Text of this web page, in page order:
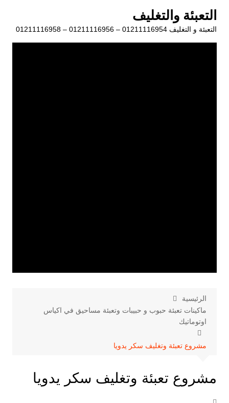
المحتوى
التعبئة والتغليف
التعبئة و التغليف 01211116954 – 01211116956 – 01211116958
الرئيسية
ماكينات تعبئة حبوب و حبيبات وتعبئة مساحيق في اكياس
اوتوماتيك
مشروع تعبئة وتغليف سكر يدويا
مشروع تعبئة وتغليف سكر يدويا